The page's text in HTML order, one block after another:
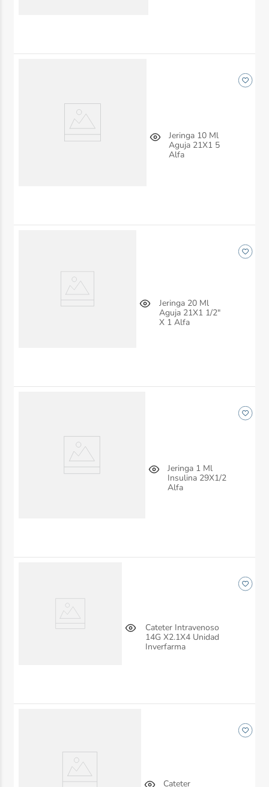
Jeringa 10 Ml
Aguja 21X1 5
Alfa
Jeringa 20 Ml
Aguja 21X1 1/2"
X 1 Alfa
Jeringa 1 Ml
Insulina 29X1/2
Alfa
Cateter Intravenoso
14G X2.1X4 Unidad
Inverfarma
Cateter